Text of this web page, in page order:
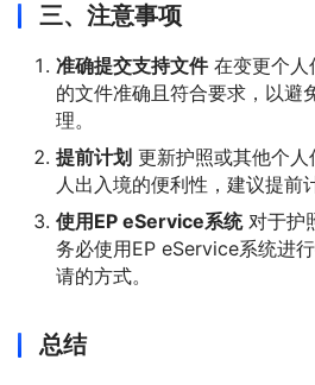
三、注意事项
准确提交支持文件在变更个人
的文件准确且符合要求，以避
理。
提前计划 更新护照或其他个
人出入境的便利性，建议提前
使用EP eService系统对于护
务必使用EP eService系统进
请的方式。
总结